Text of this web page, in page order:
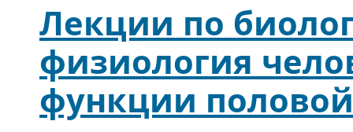
Лекции по
физиология
функции